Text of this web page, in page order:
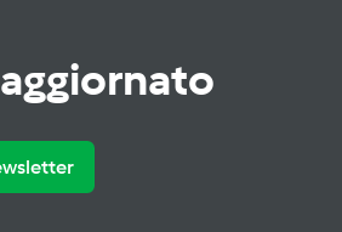
aggiornato